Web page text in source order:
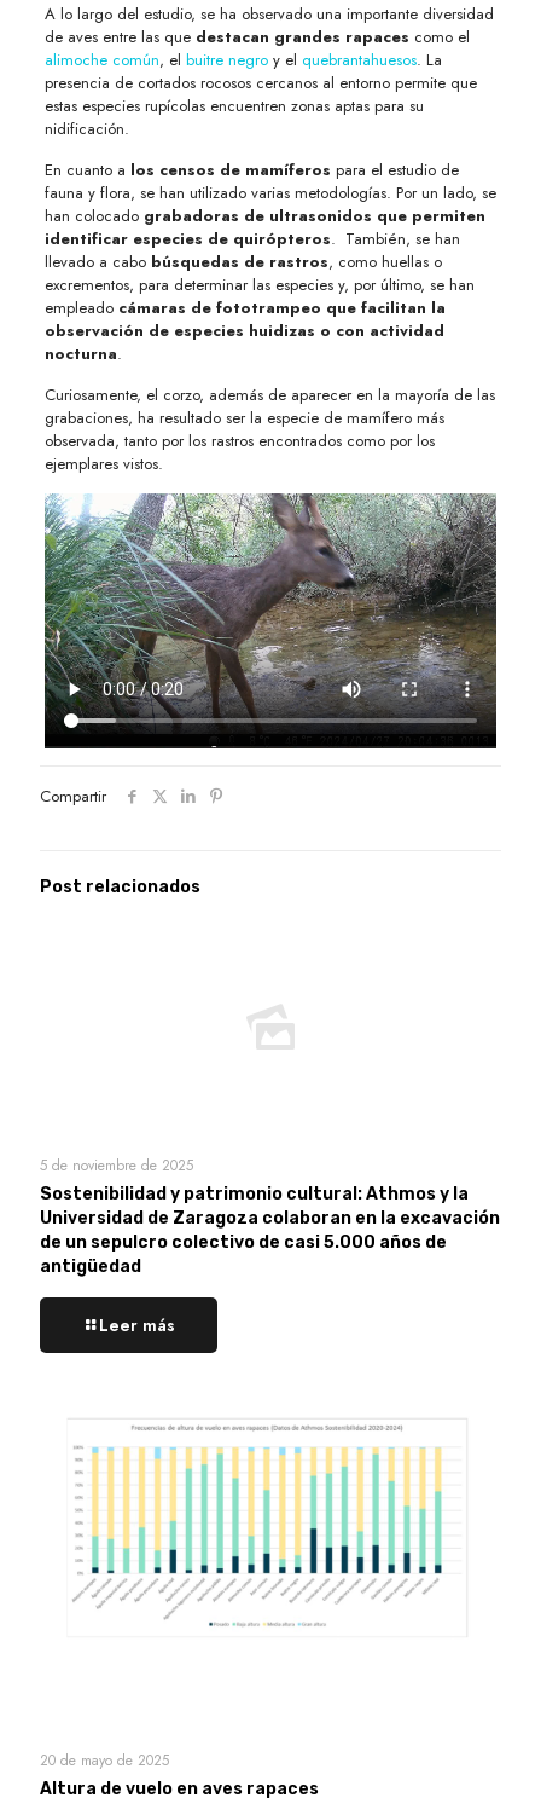
A lo largo del estudio, se ha observado una importante diversidad
de aves entre las que destacan grandes rapaces como el
alimoche común, el buitre negro y el quebrantahuesos. La
presencia de cortados rocosos cercanos al entorno permite que
estas especies rupícolas encuentren zonas aptas para su
nidificación.
En cuanto a los censos de mamíferos para el estudio de
fauna y flora, se han utilizado varias metodologías. Por un lado, se
han colocado grabadoras de ultrasonidos que permiten
identificar especies de quirópteros. También, se han
llevado a cabo búsquedas de rastros, como huellas o
excrementos, para determinar las especies y, por último, se han
empleado cámaras de fototrampeo que facilitan la
observación de especies huidizas o con actividad
nocturna.
Curiosamente, el corzo, además de aparecer en la mayoría de las
grabaciones, ha resultado ser la especie de mamífero más
observada, tanto por los rastros encontrados como por los
ejemplares vistos.
Compartir
Post relacionados
5 de noviembre de 2025
Sostenibilidad y patrimonio cultural: Athmos y la
Universidad de Zaragoza colaboran en la excavación
de un sepulcro colectivo de casi 5.000 años de
antigüedad
Leer más
20 de mayo de 2025
Altura de vuelo en aves rapaces